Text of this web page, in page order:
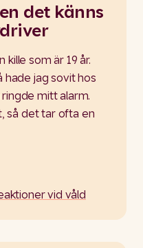
det känns
kille som är 19 år.
hade jag sovit hos
mitt alarm.
så det tar ofta en
vid våld